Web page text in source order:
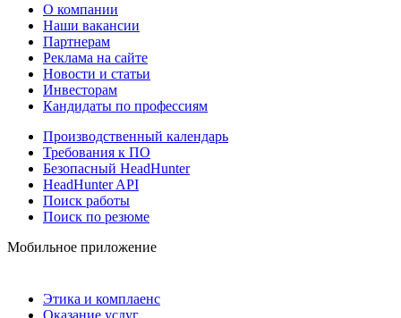
О компании
Наши вакансии
Партнерам
Реклама на сайте
Новости и статьи
Инвесторам
Кандидаты по профессиям
Производственный календарь
Требования к ПО
Безопасный HeadHunter
HeadHunter API
Поиск работы
Поиск по резюме
Мобильное приложение
Этика и комплаенс
Оказание услуг